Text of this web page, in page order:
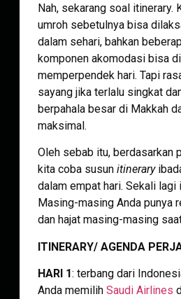
Nah, sekarang soal itinerary.
umroh sebetulnya bisa
dalam sehari, bahkan
komponen akomodasi bisa
memperpendek hari. Tapi
sayang jika terlalu singkat
berpahala besar di Makkah
maksimal.
Oleh sebab itu, berdasarkan
kita coba susun itinerary
dalam empat hari. Sekali lagi
Masing-masing Anda punya
dan hajat masing-masing
ITINERARY/ AGENDA
HARI 1: terbang dari
Anda memilih Saudi Airlines